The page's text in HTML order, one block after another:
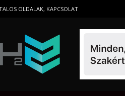
OLDALAK, KAPCSOLAT